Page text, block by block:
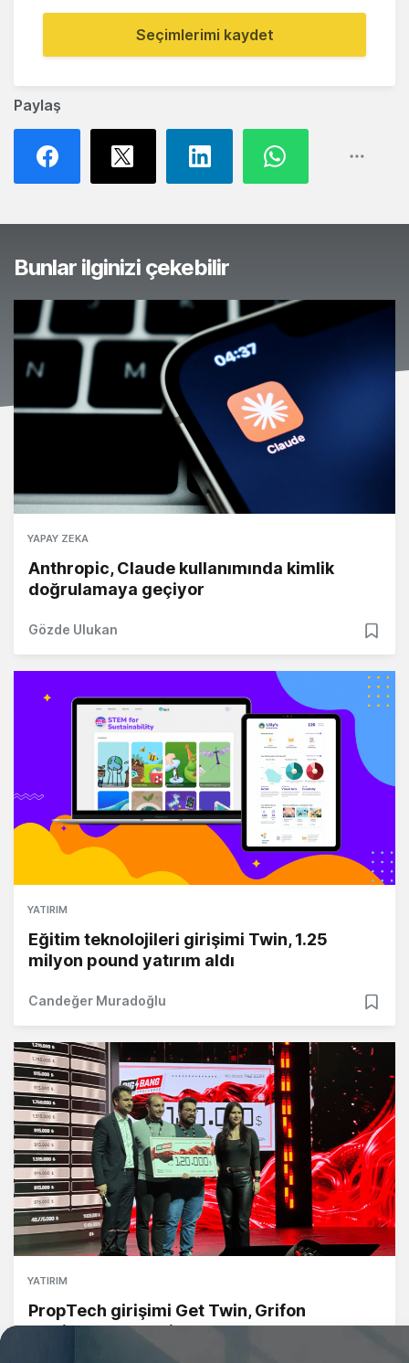
Paylaş
Seçimlerimi kaydet
Bunlar ilginizi çekebilir
YAPAY ZEKA
Anthropic, Claude kullanımında kimlik
doğrulamaya geçiyor
Gözde Ulukan
YATIRIM
Eğitim teknolojileri girişimi Twin, 1.25
milyon pound yatırım aldı
Candeğer Muradoğlu
YATIRIM
PropTech girişimi Get Twin, Grifon
Capital’dan 120 bin dolar yatırım aldı